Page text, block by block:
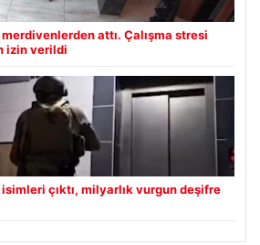
attı. Çalışma stresi
izin verildi
çıktı, milyarlık vurgun deşifre